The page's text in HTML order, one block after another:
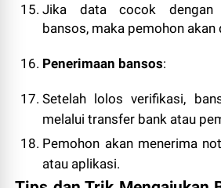
Jika data cocok dengan
bansos, maka pemohon akan
Penerimaan bansos:
Setelah lolos verifikasi,
melalui transfer bank atau
Pemohon akan menerima
atau aplikasi.